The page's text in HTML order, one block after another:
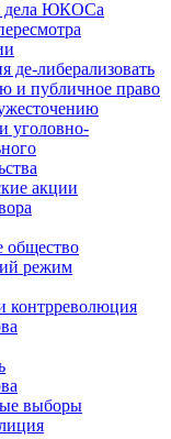
дела ЮКОСа
де-либерализовать
и публичное право
уголовно-
акции
общество
режим
контрреволюция
выборы